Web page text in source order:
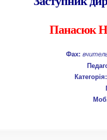
Панасюк
Фах:
Категорія: